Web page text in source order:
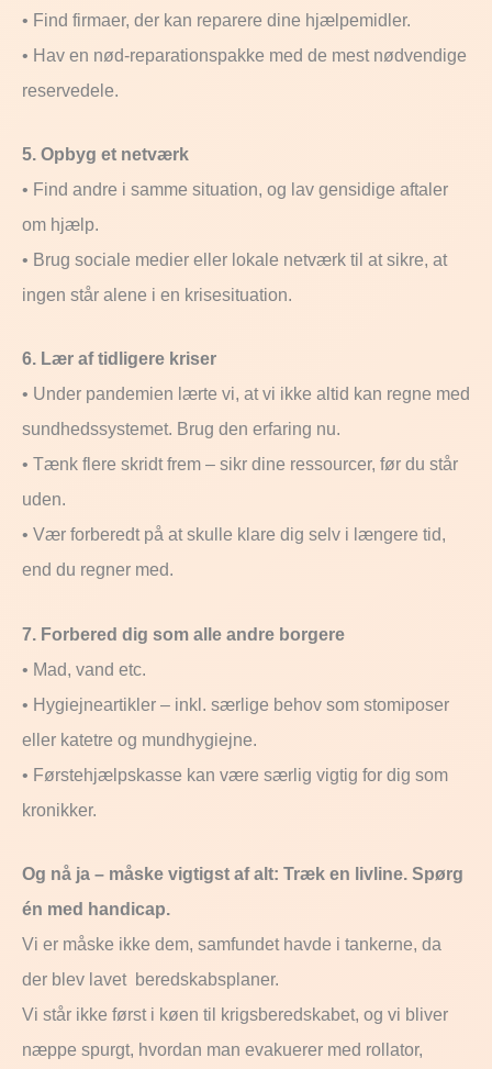
• Find firmaer, der kan reparere dine hjælpemidler.
• Hav en nød-reparationspakke med de mest nødvendige
reservedele.
5. Opbyg et netværk
• Find andre i samme situation, og lav gensidige aftaler
om hjælp.
• Brug sociale medier eller lokale netværk til at sikre, at
ingen står alene i en krisesituation.
6. Lær af tidligere kriser
• Under pandemien lærte vi, at vi ikke altid kan regne med
sundhedssystemet. Brug den erfaring nu.
• Tænk flere skridt frem – sikr dine ressourcer, før du står
uden.
• Vær forberedt på at skulle klare dig selv i længere tid,
end du regner med.
7. Forbered dig som alle andre borgere
• Mad, vand etc.
• Hygiejneartikler – inkl. særlige behov som stomiposer
eller katetre og mundhygiejne.
• Førstehjælpskasse kan være særlig vigtig for dig som
kronikker.
Og nå ja – måske vigtigst af alt: Træk en livline. Spørg
én med handicap.
Vi er måske ikke dem, samfundet havde i tankerne, da
der blev lavet beredskabsplaner.
Vi står ikke først i køen til krigsberedskabet, og vi bliver
næppe spurgt, hvordan man evakuerer med rollator,